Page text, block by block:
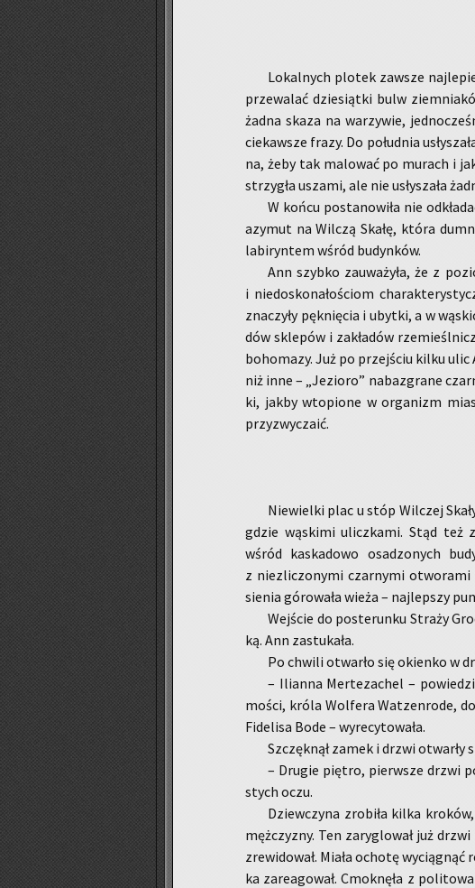
Lo­kal­nych plo­tek za­wsze
prze­wa­lać dzie­siąt­ki bulw
żadna skaza na wa­rzy­wie,
cie­kaw­sze frazy. Do po­łu­dnia
na, żeby tak ma­lo­wać po mu­rach i
strzy­gła usza­mi, ale nie usły­sza­ła
W końcu po­sta­no­wi­ła nie
azy­mut na Wil­czą Skałę, która
la­bi­ryn­tem wśród bu­dyn­ków.
Ann szyb­ko za­uwa­ży­ła, że z
i nie­do­sko­na­ło­ściom
zna­czy­ły pęk­nię­cia i ubyt­ki, a w
dów skle­pów i za­kła­dów
bo­ho­ma­zy. Już po przej­ściu kilku ulic
niż inne – „Je­zio­ro” na­ba­zgra­ne
ki, jakby wto­pio­ne w or­ga­nizm
przy­zwy­cza­ić.
Nie­wiel­ki plac u stóp Wil­czej
gdzie wą­ski­mi ulicz­ka­mi. Stąd też
wśród ka­ska­do­wo osa­dzo­nych
z nie­zli­czo­ny­mi czar­ny­mi
sie­nia gó­ro­wa­ła wieża – naj­lep­szy
Wej­ście do po­ste­run­ku Stra­ży
ką. Ann za­stu­ka­ła.
Po chwi­li otwar­ło się okien­ko w
– Ilian­na Mer­te­za­chel –
mości, króla Wol­fe­ra Wat­zen­ro­de,
Fi­de­li­sa Bode – wy­re­cy­to­wa­ła.
Szczęk­nął zamek i drzwi otwar­ły
– Dru­gie pię­tro, pierw­sze drzwi
stych oczu.
Dziew­czy­na zro­bi­ła kilka
męż­czy­zny. Ten za­ry­glo­wał już
zre­wi­do­wał. Miała ocho­tę
ka za­re­ago­wał. Cmok­nę­ła z